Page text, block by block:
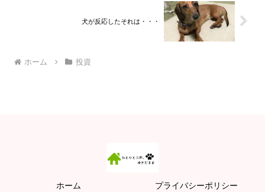
犬が反応したそれは・・・
ホーム 投資
ホーム プライバシーポリシー